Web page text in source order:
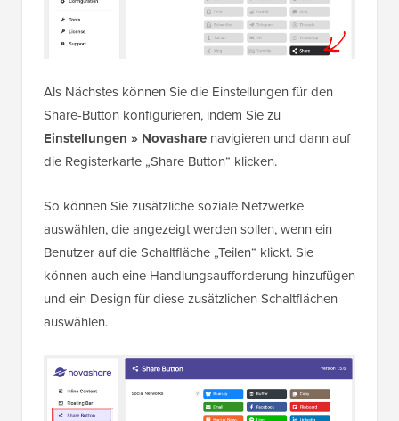
Als Nächstes können Sie die Einstellungen für den
Share-Button konfigurieren, indem Sie zu
Einstellungen » Novashare navigieren und dann auf
die Registerkarte „Share Button“ klicken.
So können Sie zusätzliche soziale Netzwerke
auswählen, die angezeigt werden sollen, wenn ein
Benutzer auf die Schaltfläche „Teilen“ klickt. Sie
können auch eine Handlungsaufforderung hinzufügen
und ein Design für diese zusätzlichen Schaltflächen
auswählen.